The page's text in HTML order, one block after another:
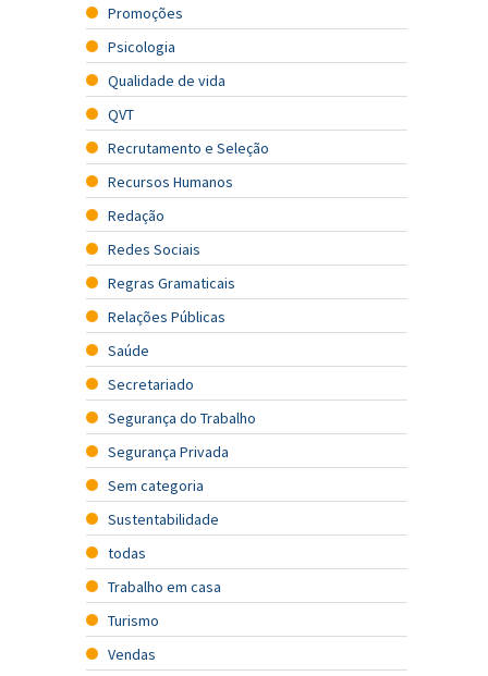
Promoções
Psicologia
Qualidade de vida
QVT
Recrutamento e Seleção
Recursos Humanos
Redação
Redes Sociais
Regras Gramaticais
Relações Públicas
Saúde
Secretariado
Segurança do Trabalho
Segurança Privada
Sem categoria
Sustentabilidade
todas
Trabalho em casa
Turismo
Vendas